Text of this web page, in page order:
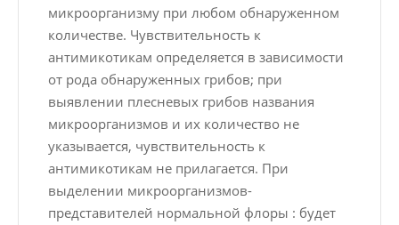
микроорганизму при любом обнаруженном
количестве. Чувствительность к
антимикотикам определяется в зависимости
от рода обнаруженных грибов; при
выявлении плесневых грибов названия
микроорганизмов и их количество не
указывается, чувствительность к
антимикотикам не прилагается. При
выделении микроорганизмов-
представителей нормальной флоры : будет